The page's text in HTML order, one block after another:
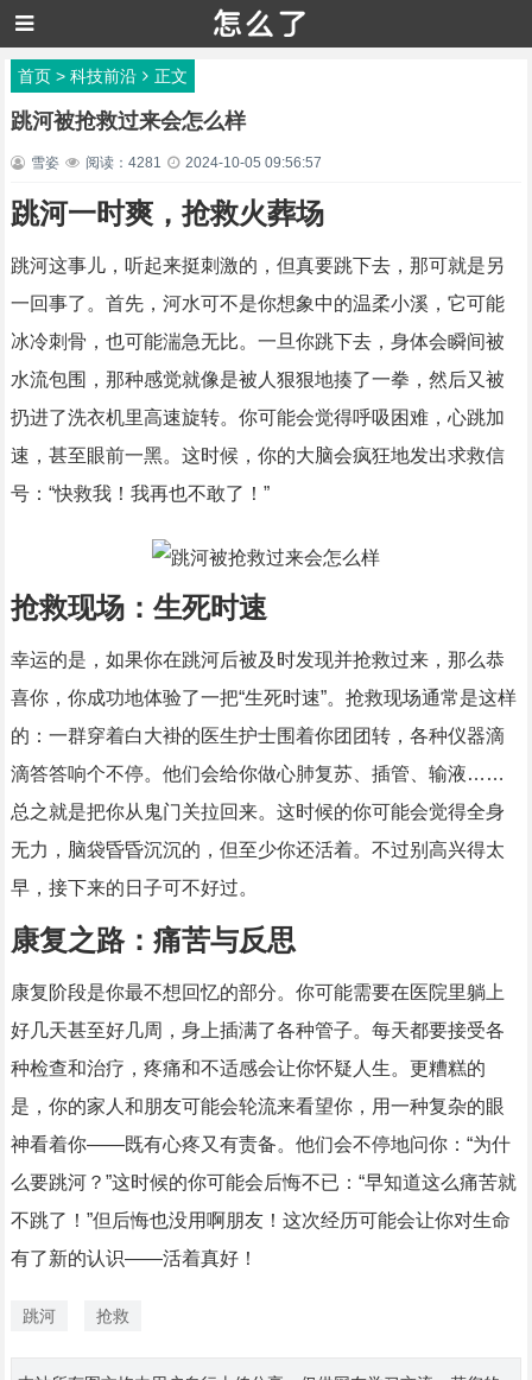
首页> 科技前沿 正文
跳河被抢救过来会怎么样
雪姿 阅读：4281 2024-10-05 09:56:57
跳河一时爽，抢救火葬场
跳河这事儿，听起来挺刺激的，但真要跳下去，那可就是另
一回事了。首先，河水可不是你想象中的温柔小溪，它可能
冰冷刺骨，也可能湍急无比。一旦你跳下去，身体会瞬间被
水流包围，那种感觉就像是被人狠狠地揍了一拳，然后又被
扔进了洗衣机里高速旋转。你可能会觉得呼吸困难，心跳加
速，甚至眼前一黑。这时候，你的大脑会疯狂地发出求救信
号：“快救我！我再也不敢了！”
抢救现场：生死时速
幸运的是，如果你在跳河后被及时发现并抢救过来，那么恭
喜你，你成功地体验了一把“生死时速”。抢救现场通常是这样
的：一群穿着白大褂的医生护士围着你团团转，各种仪器滴
滴答答响个不停。他们会给你做心肺复苏、插管、输液……
总之就是把你从鬼门关拉回来。这时候的你可能会觉得全身
无力，脑袋昏昏沉沉的，但至少你还活着。不过别高兴得太
早，接下来的日子可不好过。
康复之路：痛苦与反思
康复阶段是你最不想回忆的部分。你可能需要在医院里躺上
好几天甚至好几周，身上插满了各种管子。每天都要接受各
种检查和治疗，疼痛和不适感会让你怀疑人生。更糟糕的
是，你的家人和朋友可能会轮流来看望你，用一种复杂的眼
神看着你——既有心疼又有责备。他们会不停地问你：“为什
么要跳河？”这时候的你可能会后悔不已：“早知道这么痛苦就
不跳了！”但后悔也没用啊朋友！这次经历可能会让你对生命
有了新的认识——活着真好！
跳河 抢救